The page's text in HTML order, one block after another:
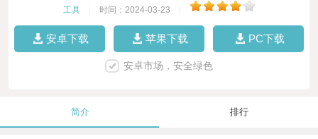
工具 时间：2024-03-23
安卓下载 苹果下载 PC下载
安卓市场，安全绿色
简介 排行